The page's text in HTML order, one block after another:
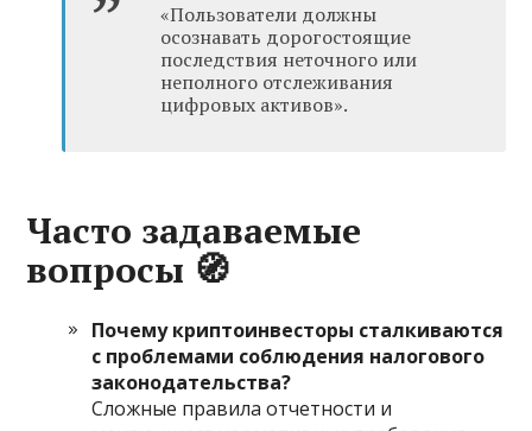
«Пользователи должны
осознавать дорогостоящие
последствия неточного или
неполного отслеживания
цифровых активов».
Часто задаваемые
вопросы 🧭
Почему криптоинвесторы сталкиваются
с проблемами соблюдения налогового
законодательства?
Сложные правила отчетности и